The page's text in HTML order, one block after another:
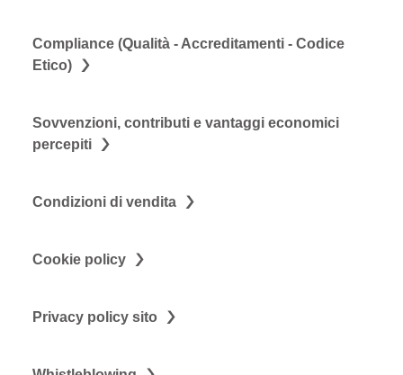
Compliance (Qualità - Accreditamenti - Codice
Etico)
Sovvenzioni, contributi e vantaggi economici
percepiti
Condizioni di vendita
Cookie policy
Privacy policy sito